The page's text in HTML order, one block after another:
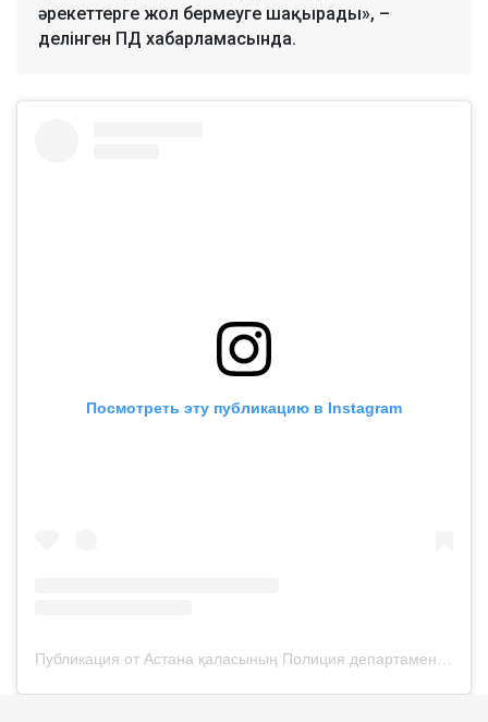
әрекеттерге жол бермеуге шақырады», –
делінген ПД хабарламасында.
Посмотреть эту публикацию в Instagram